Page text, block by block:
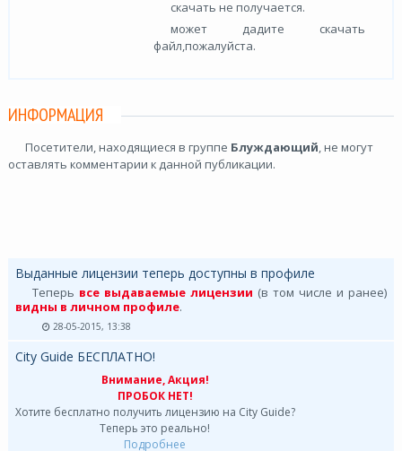
скачать не получается.
может дадите скачать
файл,пожалуйста.
ИНФОРМАЦИЯ
Посетители, находящиеся в группе Блуждающий, не могут
оставлять комментарии к данной публикации.
Выданные лицензии теперь доступны в профиле
Теперь все выдаваемые лицензии (в том числе и ранее)
видны в личном профиле.
28-05-2015, 13:38
City Guide БЕСПЛАТНО!
Внимание, Акция!
ПРОБОК НЕТ!
Хотите бесплатно получить лицензию на City Guide?
Теперь это реально!
Подробнее